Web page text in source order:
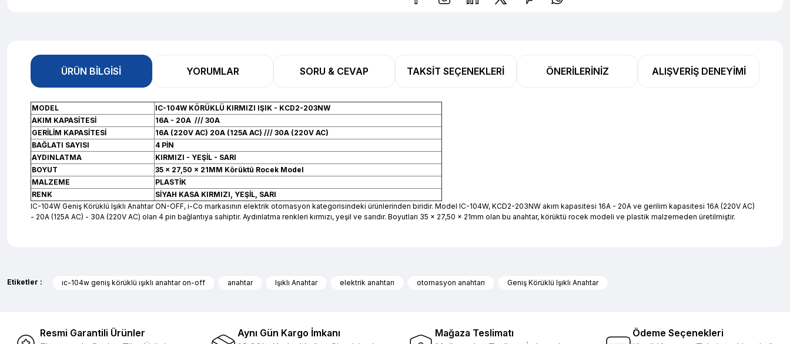
ÜRÜN BILGISI YORUMLAR SORU & CEVAP TAKSIT SEÇENEKLERI ÖNERILERINIZ ALIŞVERIŞ DENEYIMI
MODEL
IC-104W KÖRÜKLÜ KIRMIZI IŞIK - KCD2-203NW
AKIM KAPASİTESİ
16A - 20A /// 30A
GERİLİM KAPASİTESİ
16A (220V AC) 20A (125A AC) /// 30A (220V AC)
BAĞLATI SAYISI
4 PİN
AYDINLATMA
KIRMIZI - YEŞİL - SARI
BOYUT
35 x 27,50 x 21MM Körüktü Rocek Model
MALZEME
PLASTİK
RENK
SİYAH KASA KIRMIZI, YEŞİL, SARI
IC-104W Geniş Körüklü Işıklı Anahtar ON-OFF, i-Co markasının elektrik otomasyon kategorisindeki ürünlerinden biridir. Model IC-104W, KCD2-203NW akım kapasitesi 16A - 20A ve gerilim kapasitesi 16A (220V AC)
- 20A (125A AC) - 30A (220V AC) olan 4 pin bağlantıya sahiptir. Aydınlatma renkleri kırmızı, yeşil ve sarıdır. Boyutları 35 x 27,50 x 21mm olan bu anahtar, körüktü rocek modeli ve plastik malzemeden üretilmiştir.
Bu ürüne ilk yorumu siz yapın!
Ürün hakkında henüz soru sorulmamış.
Ürün bilgilerinde hatalar bulunuyor.
Selim Toprak | 04/08/2026
Selim Toprak | 29/07/2026
Etiketler : ıc-104w geniş körüklü ışıklı anahtar on-off anahtar Işıklı Anahtar elektrik anahtarı otomasyon anahtarı Geniş Körüklü Işıklı Anahtar
Resmi Garantili Ürünler
Aynı Gün Kargo İmkanı
Mağaza Teslimatı
Ödeme Seçenekleri